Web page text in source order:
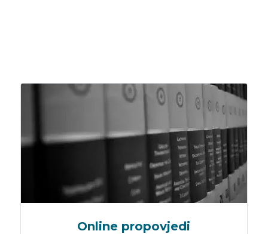
Online propovjedi